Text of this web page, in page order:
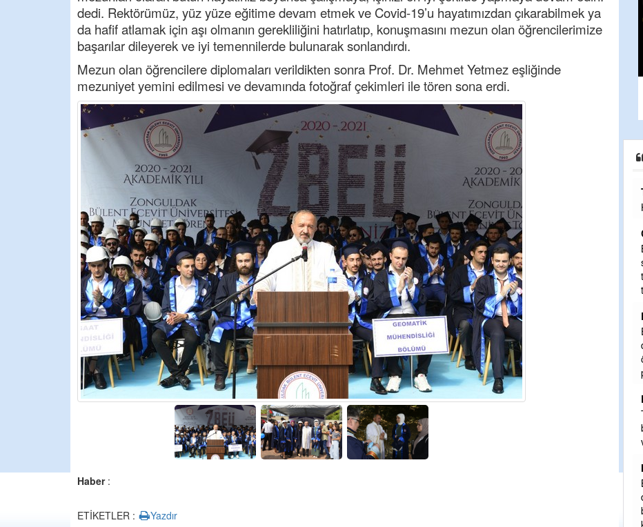
dedi. Rektörümüz, yüz yüze eğitime devam etmek ve Covid-19’u hayatımızdan çıkarabilmek ya
da hafif atlamak için aşı olmanın gerekliliğini hatırlatıp, konuşmasını mezun olan öğrencilerimize
başarılar dileyerek ve iyi temennilerde bulunarak sonlandırdı.
Mezun olan öğrencilere diplomaları verildikten sonra Prof. Dr. Mehmet Yetmez eşliğinde
mezuniyet yemini edilmesi ve devamında fotoğraf çekimleri ile tören sona erdi.
Haber:
ETİKETLER : Yazdır
Helal
Cengiz GÜZEL
Başkana teşekkür Ederim Sağolsun ,10
senedir mendirekte Her yaz Aileden temizlik
terbiyesi Almamış pis insanların Çöplerini
toplayıp Kon ... DEVAMI
Ereğlili
Ereğli Futbol Kulübünü Erdemir'i özelleştirenler
düşünsün ve sahip çıksınlar. Erdemir
özelleştirilmeseydi sponsor olurdu ve para
probl ... DEVAMI
Ereğlili